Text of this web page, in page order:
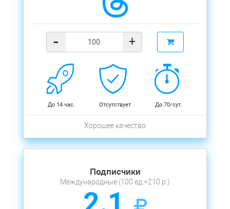
- +
До 14 час. Отсутствует До 70/сут.
Хорошее качество
Подписчики
Международные (100 ед.=210 р.)